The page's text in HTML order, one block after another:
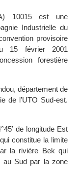
10015 est une
Industrielle du
provisoire
15 février 2001
forestière
département de
de l’UTO Sud-est.
de longitude Est
constitue la limite
la rivière Bek qui
au Sud par la zone